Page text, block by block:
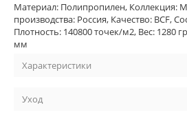
Материал: Полипропилен, Коллекция:
производства: Россия, Качество: BCF,
Плотность: 140800 точек/м2, Вес: 1280
мм
Характеристики
Уход